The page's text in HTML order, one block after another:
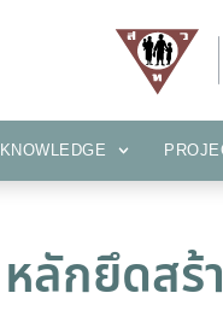
KNOWLEDGE
KNOWLEDGE
หลักยึดสร้